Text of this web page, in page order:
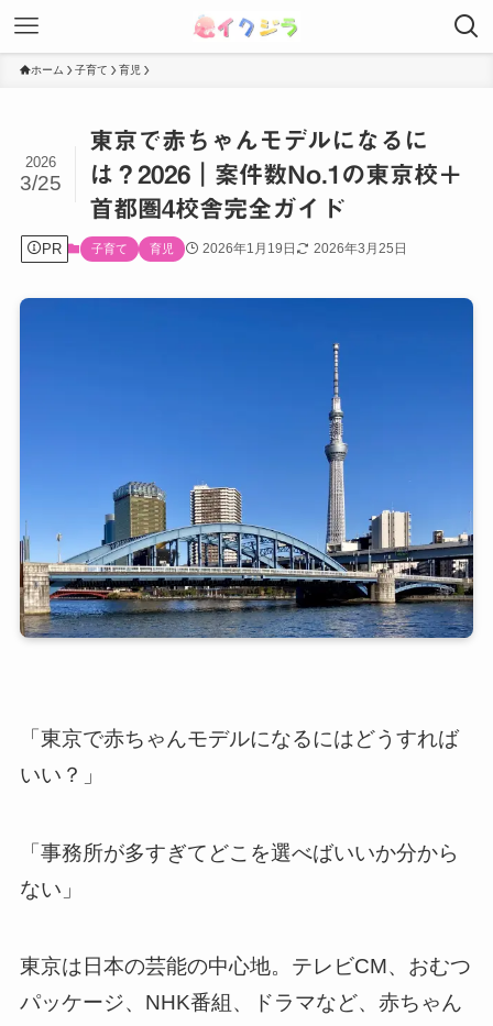
ホーム 子育て 育児
東京で赤ちゃんモデルになるに
は？2026｜案件数No.1の東京校＋
首都圏4校舎完全ガイド
2026
3/25
PR 子育て 育児 2026年1月19日 2026年3月25日
「東京で赤ちゃんモデルになるにはどうすれば
いい？」
「事務所が多すぎてどこを選べばいいか分から
ない」
東京は日本の芸能の中心地。テレビCM、おむつ
パッケージ、NHK番組、ドラマなど、赤ちゃん